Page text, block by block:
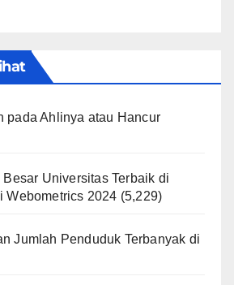
pada Ahlinya atau Hancur
Universitas Terbaik di
Webometrics 2024 (5,229)
Jumlah Penduduk Terbanyak di